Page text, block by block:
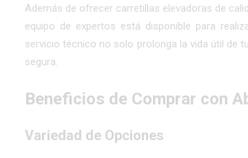
Además de ofrecer carretillas elevadoras de
equipo de expertos está disponible para
servicio técnico no solo prolonga la vida útil de
segura.
Beneficios de Comprar con
Variedad de Opciones